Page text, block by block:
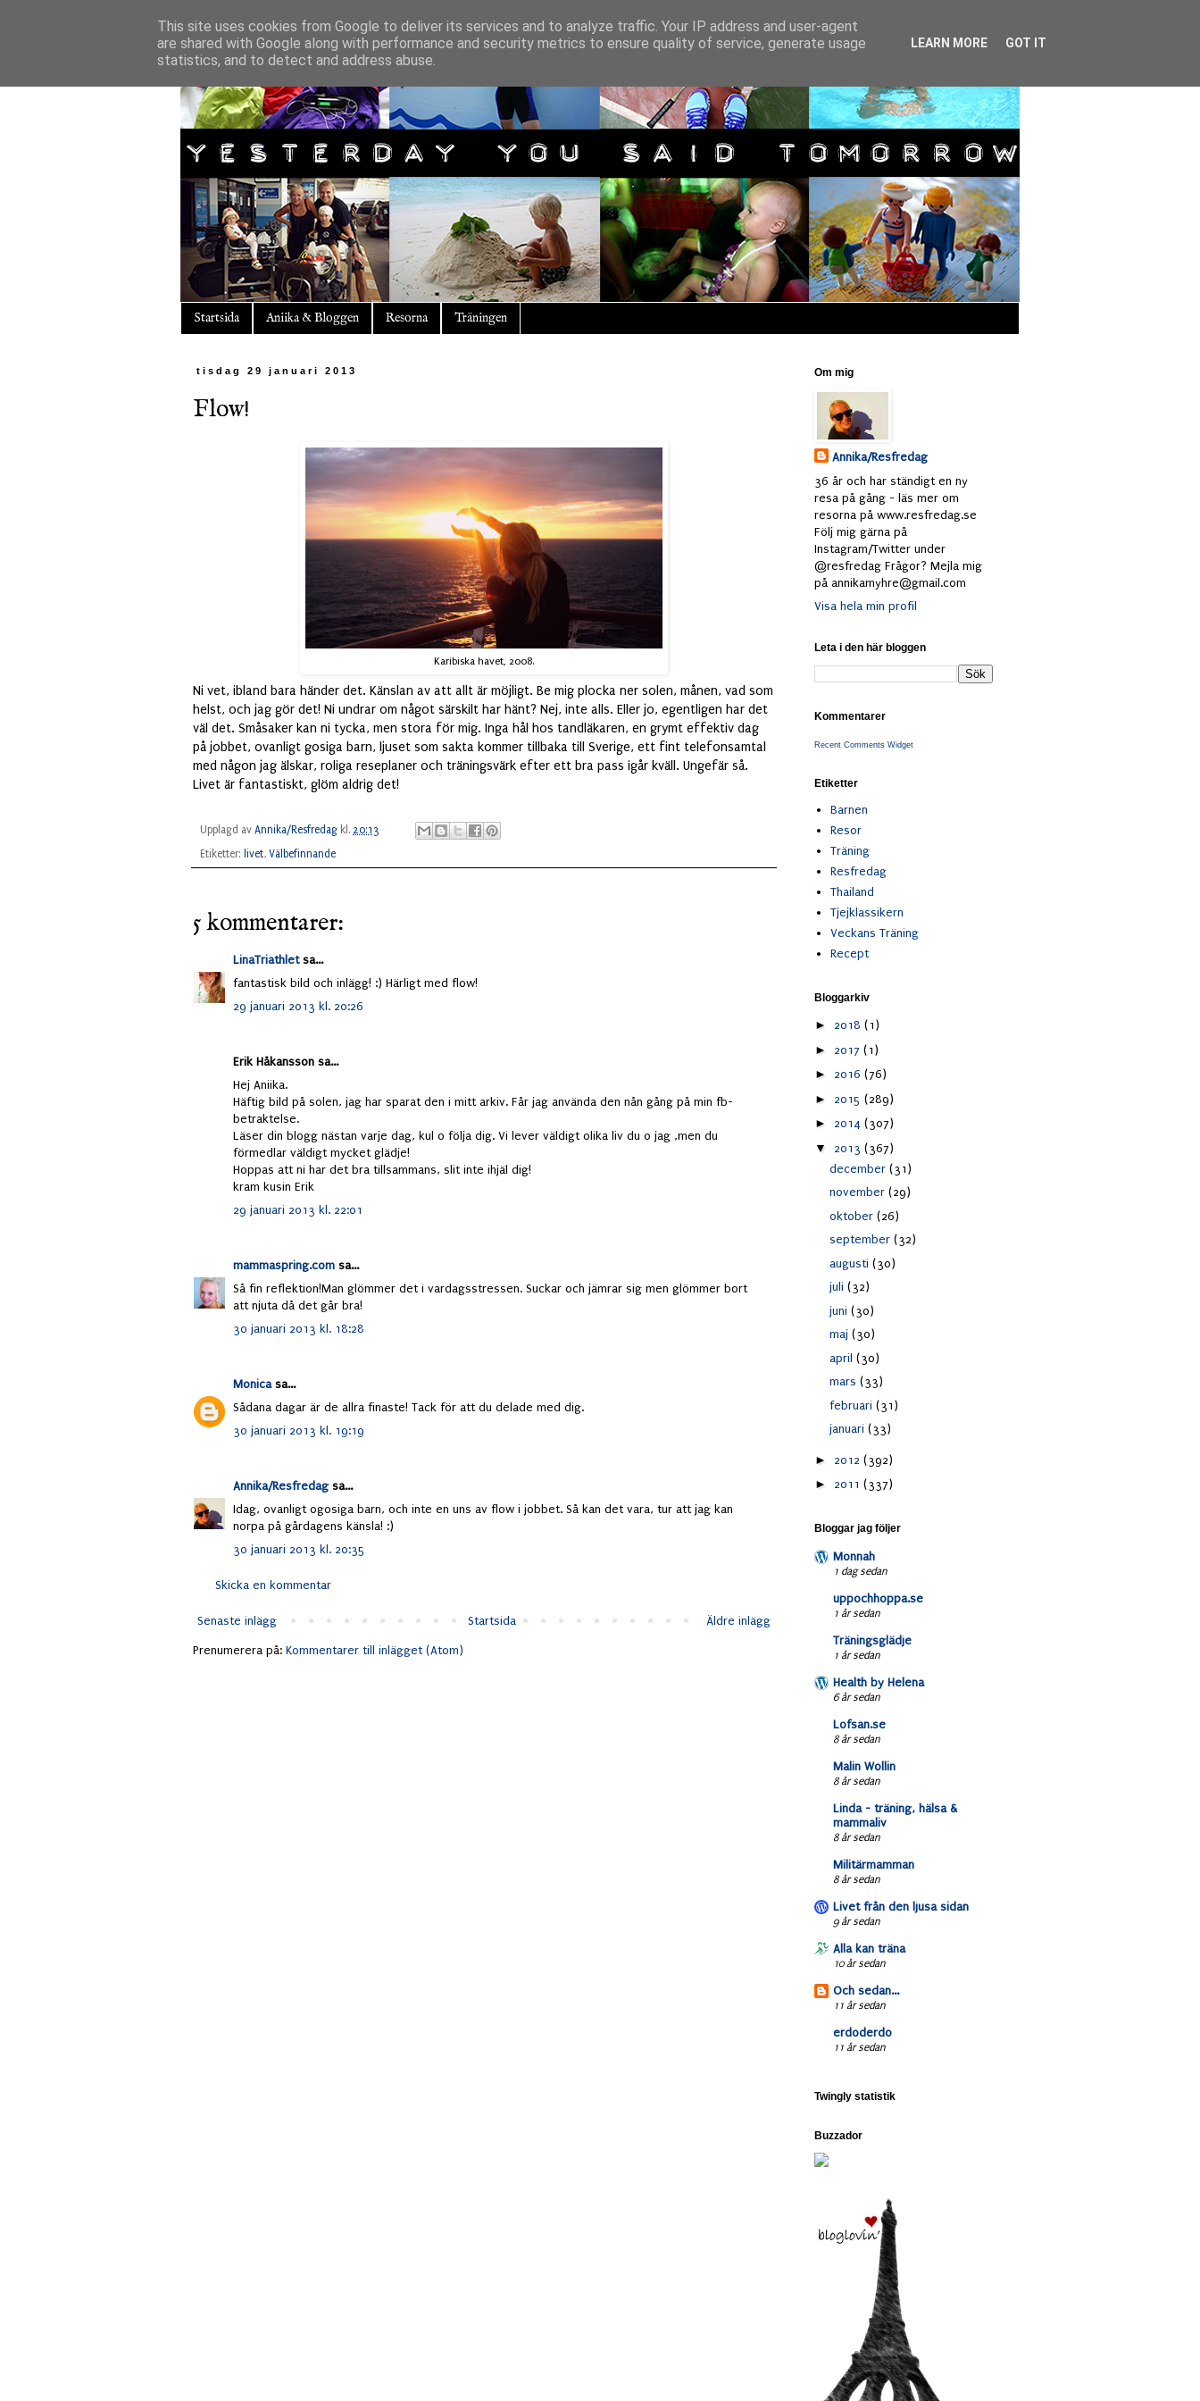
Startsida Aniika & Bloggen Resorna Träningen
tisdag 29 januari 2013
Flow!
Karibiska havet, 2008.
Ni vet, ibland bara händer det. Känslan av att allt är möjligt. Be mig plocka ner solen, månen, vad som
helst, och jag gör det! Ni undrar om något särskilt har hänt? Nej, inte alls. Eller jo, egentligen har det
väl det. Småsaker kan ni tycka, men stora för mig. Inga hål hos tandläkaren, en grymt effektiv dag
på jobbet, ovanligt gosiga barn, ljuset som sakta kommer tillbaka till Sverige, ett fint telefonsamtal
med någon jag älskar, roliga reseplaner och träningsvärk efter ett bra pass igår kväll. Ungefär så.
Livet är fantastiskt, glöm aldrig det!
Upplagd av Annika/Resfredag kl. 20:13
Etiketter: livet, Välbefinnande
5 kommentarer:
LinaTriathletsa...
fantastisk bild och inlägg! :) Härligt med flow!
29 januari 2013 kl. 20:26
Erik Håkansson sa...
Hej Aniika.
Häftig bild på solen, jag har sparat den i mitt arkiv. Får jag använda den nån gång på min fb-
betraktelse.
Läser din blogg nästan varje dag, kul o följa dig. Vi lever väldigt olika liv du o jag ,men du
förmedlar väldigt mycket glädje!
Hoppas att ni har det bra tillsammans, slit inte ihjäl dig!
kram kusin Erik
29 januari 2013 kl. 22:01
mammaspring.com sa...
Så fin reflektion!Man glömmer det i vardagsstressen. Suckar och jämrar sig men glömmer bort
att njuta då det går bra!
30 januari 2013 kl. 18:28
Monicasa...
Sådana dagar är de allra finaste! Tack för att du delade med dig.
30 januari 2013 kl. 19:19
Annika/Resfredagsa...
Idag, ovanligt ogosiga barn, och inte en uns av flow i jobbet. Så kan det vara, tur att jag kan
norpa på gårdagens känsla! :)
30 januari 2013 kl. 20:35
Skicka en kommentar
Senaste inlägg Äldre inlägg
Startsida
Prenumerera på: Kommentarer till inlägget (Atom)
Om mig
Annika/Resfredag
36 år och har ständigt en ny
resa på gång - läs mer om
resorna på www.resfredag.se
Följ mig gärna på
Instagram/Twitter under
@resfredag Frågor? Mejla mig
på annikamyhre@gmail.com
Visa hela min profil
Leta i den här bloggen
Kommentarer
Recent Comments Widget
Etiketter
Barnen
Resor
Träning
Resfredag
Thailand
Tjejklassikern
Veckans Träning
Recept
Bloggarkiv
► 2018 (1)
► 2017 (1)
► 2016 (76)
► 2015 (289)
► 2014 (307)
▼ 2013 (367)
december (31)
november (29)
oktober (26)
september (32)
augusti (30)
juli (32)
juni (30)
maj (30)
april (30)
mars (33)
februari (31)
januari (33)
► 2012 (392)
► 2011 (337)
Bloggar jag följer
Monnah
1 dag sedan
uppochhoppa.se
1 år sedan
Träningsglädje
1 år sedan
Health by Helena
6 år sedan
Lofsan.se
8 år sedan
Malin Wollin
8 år sedan
Linda - träning, hälsa &
mammaliv
8 år sedan
Militärmamman
8 år sedan
Livet från den ljusa sidan
9 år sedan
Alla kan träna
10 år sedan
Och sedan...
11 år sedan
erdoderdo
11 år sedan
Twingly statistik
Buzzador
This site uses cookies from Google to deliver its services and to analyze traffic. Your IP address and user-agent
are shared with Google along with performance and security metrics to ensure quality of service, generate usage
statistics, and to detect and address abuse.
LEARN MORE GOT IT